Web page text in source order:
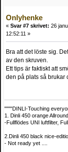
Onlyhenke
« Svar #7 skrivet: 26
12:52:11 »
Bra att det löste sig.
av den skruven.
Ett tips är faktiskt att
den på plats så brukar
""""DINLI-Touching
1. Dinli 450 orange
-Fullflödes UNI luftfilter,
2.Dinli 450 black nice-
- Not ready yet ....